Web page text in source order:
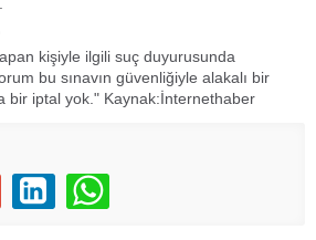
kişiyle ilgili suç duyurusunda
bu sınavın güvenliğiyle alakalı bir
bir iptal yok." Kaynak:İnternethaber